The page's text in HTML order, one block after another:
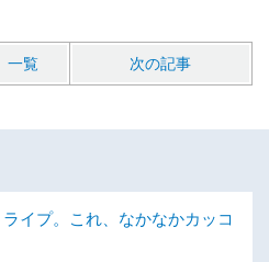
一覧 次の記事
イプ。これ、なかなかカッコ